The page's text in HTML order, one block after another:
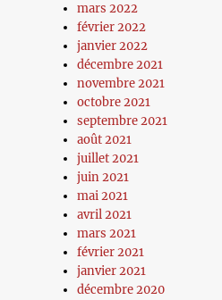
mars 2022
février 2022
janvier 2022
décembre 2021
novembre 2021
octobre 2021
septembre 2021
août 2021
juillet 2021
juin 2021
mai 2021
avril 2021
mars 2021
février 2021
janvier 2021
décembre 2020